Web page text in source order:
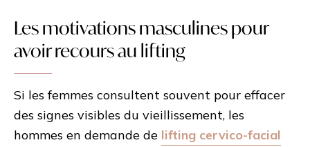
Les motivations masculines pour
avoir recours au lifting
Si les femmes consultent souvent pour effacer
des signes visibles du vieillissement, les
hommes en demande de lifting cervico-facial